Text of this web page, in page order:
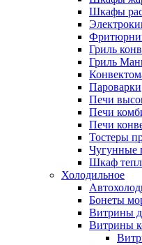
Шкафы
Гриль
Гриль
Пароварки
Печи
Печи
Печи
Тостеры
Чугунные
Шкаф
Холодильное
Бонеты
Витрины
Витрины